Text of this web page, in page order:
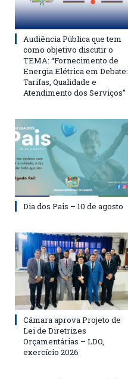
Audiência Pública que tem
como objetivo discutir o
TEMA: “Fornecimento de
Energia Elétrica em Debate:
Tarifas, Qualidade e
Atendimento dos Serviços”
Dia dos Pais – 10 de agosto
Câmara aprova Projeto de
Lei de Diretrizes
Orçamentárias – LDO,
exercício 2026